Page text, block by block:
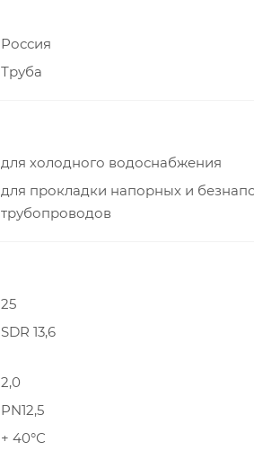
Россия
Труба
для холодного водоснабжения
для прокладки напорных и
трубопроводов
25
SDR 13,6
2,0
PN12,5
+ 40°С